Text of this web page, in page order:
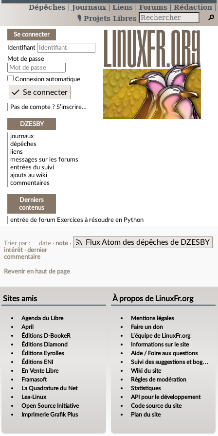
Dépêches Journaux Liens Forums
Rédaction
🎙️ Projets Libres
Se connecter
Identifiant
Mot de passe
Connexion automatique
Pas de compte ? S’inscrire…
DZESBY
journaux
dépêches
liens
messages sur les forums
entrées du suivi
ajouts au wiki
commentaires
Derniers
contenus
entrée de forum Exercices à résoudre en Python
Flux Atom des dépêches de DZESBY
Trier par : date
note
intérêt
dernier
commentaire
Revenir en haut de page
Sites amis
Agenda du Libre
April
Éditions D-BookeR
Éditions Diamond
Éditions Eyrolles
Éditions ENI
En Vente Libre
Framasoft
La Quadrature du Net
Lea-Linux
Open Source Initiative
Imprimerie Grafik Plus
À propos de LinuxFr.org
Mentions légales
Faire un don
L’équipe de LinuxFr.org
Informations sur le site
Aide / Foire aux questions
Suivi des suggestions et bogues
Wiki du site
Règles de modération
Statistiques
API pour le développement
Code source du site
Plan du site